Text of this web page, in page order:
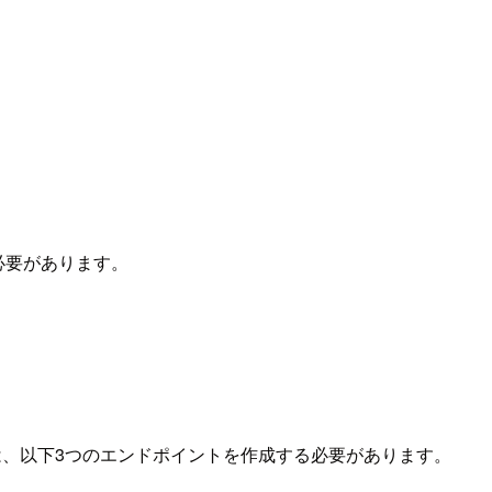
があります。
下3つのエンドポイントを作成する必要があります。